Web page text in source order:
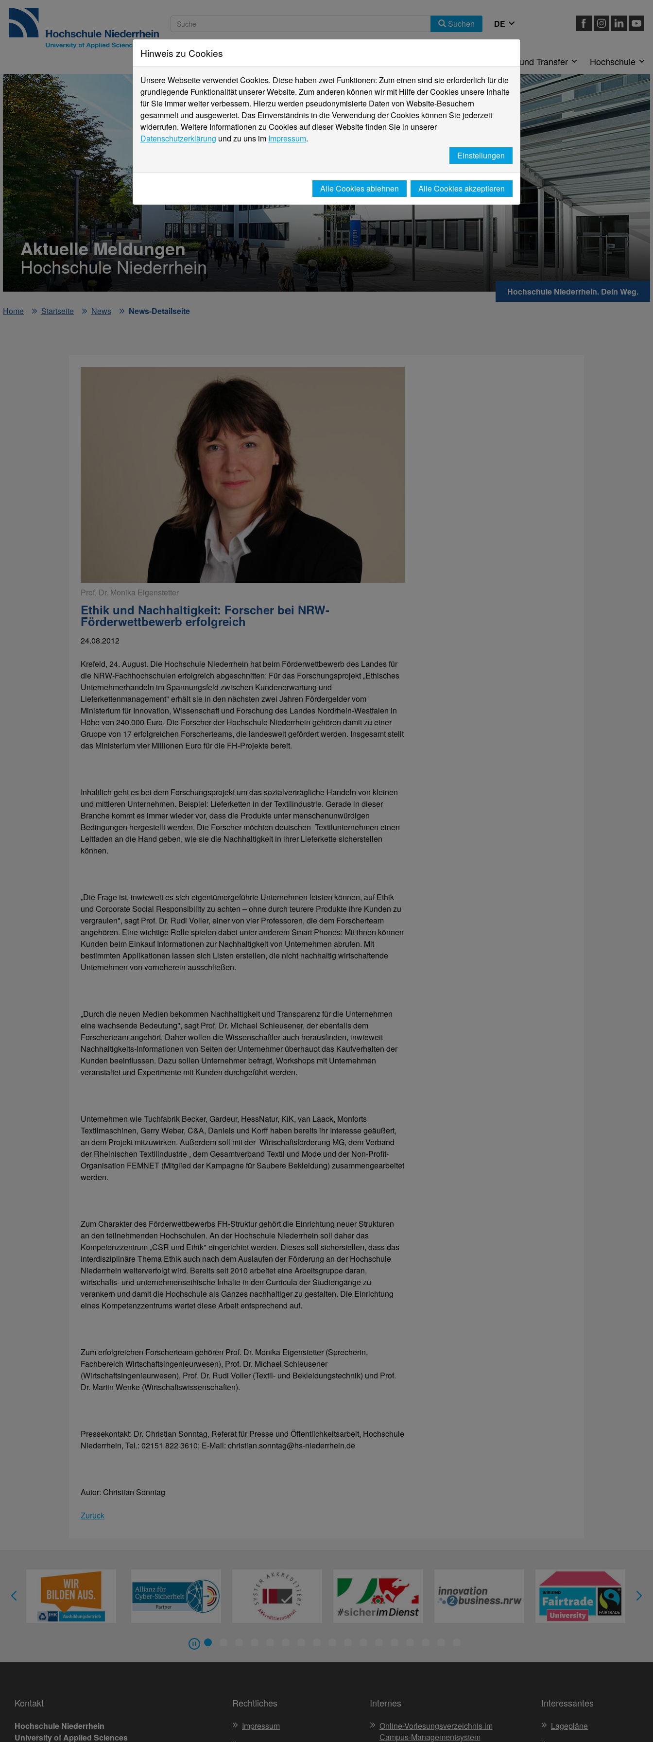
Suchen
Studieninteressierte Forschung und Transfer Hochschule
Aktuelle Meldungen
Hochschule Niederrhein
Hochschule Niederrhein. Dein Weg.
Home
Startseite News News-Detailseite
Prof. Dr. Monika Eigenstetter
Ethik und Nachhaltigkeit: Forscher bei NRW-
Förderwettbewerb erfolgreich
24.08.2012
Krefeld, 24. August. Die Hochschule Niederrhein hat beim Förderwettbewerb des Landes für
die NRW-Fachhochschulen erfolgreich abgeschnitten: Für das Forschungsprojekt „Ethisches
Unternehmerhandeln im Spannungsfeld zwischen Kundenerwartung und
Lieferkettenmanagement" erhält sie in den nächsten zwei Jahren Fördergelder vom
Ministerium für Innovation, Wissenschaft und Forschung des Landes Nordrhein-Westfalen in
Höhe von 240.000 Euro. Die Forscher der Hochschule Niederrhein gehören damit zu einer
Gruppe von 17 erfolgreichen Forscherteams, die landesweit gefördert werden. Insgesamt stellt
das Ministerium vier Millionen Euro für die FH-Projekte bereit.
Inhaltlich geht es bei dem Forschungsprojekt um das sozialverträgliche Handeln von kleinen
und mittleren Unternehmen. Beispiel: Lieferketten in der Textilindustrie. Gerade in dieser
Branche kommt es immer wieder vor, dass die Produkte unter menschenunwürdigen
Bedingungen hergestellt werden. Die Forscher möchten deutschen Textilunternehmen einen
Leitfaden an die Hand geben, wie sie die Nachhaltigkeit in ihrer Lieferkette sicherstellen
können.
„Die Frage ist, inwieweit es sich eigentümergeführte Unternehmen leisten können, auf Ethik
und Corporate Social Responsibility zu achten – ohne durch teurere Produkte ihre Kunden zu
vergraulen", sagt Prof. Dr. Rudi Voller, einer von vier Professoren, die dem Forscherteam
angehören. Eine wichtige Rolle spielen dabei unter anderem Smart Phones: Mit ihnen können
Kunden beim Einkauf Informationen zur Nachhaltigkeit von Unternehmen abrufen. Mit
bestimmten Applikationen lassen sich Listen erstellen, die nicht nachhaltig wirtschaftende
Unternehmen von vorneherein ausschließen.
„Durch die neuen Medien bekommen Nachhaltigkeit und Transparenz für die Unternehmen
eine wachsende Bedeutung", sagt Prof. Dr. Michael Schleusener, der ebenfalls dem
Forscherteam angehört. Daher wollen die Wissenschaftler auch herausfinden, inwieweit
Nachhaltigkeits-Informationen von Seiten der Unternehmer überhaupt das Kaufverhalten der
Kunden beeinflussen. Dazu sollen Unternehmer befragt, Workshops mit Unternehmen
veranstaltet und Experimente mit Kunden durchgeführt werden.
Unternehmen wie Tuchfabrik Becker, Gardeur, HessNatur, KiK, van Laack, Monforts
Textilmaschinen, Gerry Weber, C&A, Daniels und Korff haben bereits ihr Interesse geäußert,
an dem Projekt mitzuwirken. Außerdem soll mit der Wirtschaftsförderung MG, dem Verband
der Rheinischen Textilindustrie , dem Gesamtverband Textil und Mode und der Non-Profit-
Organisation FEMNET (Mitglied der Kampagne für Saubere Bekleidung) zusammengearbeitet
werden.
Zum Charakter des Förderwettbewerbs FH-Struktur gehört die Einrichtung neuer Strukturen
an den teilnehmenden Hochschulen. An der Hochschule Niederrhein soll daher das
Kompetenzzentrum „CSR und Ethik" eingerichtet werden. Dieses soll sicherstellen, dass das
interdisziplinäre Thema Ethik auch nach dem Auslaufen der Förderung an der Hochschule
Niederrhein weiterverfolgt wird. Bereits seit 2010 arbeitet eine Arbeitsgruppe daran,
wirtschafts- und unternehmensethische Inhalte in den Curricula der Studiengänge zu
verankern und damit die Hochschule als Ganzes nachhaltiger zu gestalten. Die Einrichtung
eines Kompetenzzentrums wertet diese Arbeit entsprechend auf.
Zum erfolgreichen Forscherteam gehören Prof. Dr. Monika Eigenstetter (Sprecherin,
Fachbereich Wirtschaftsingenieurwesen), Prof. Dr. Michael Schleusener
(Wirtschaftsingenieurwesen), Prof. Dr. Rudi Voller (Textil- und Bekleidungstechnik) und Prof.
Dr. Martin Wenke (Wirtschaftswissenschaften).
Pressekontakt: Dr. Christian Sonntag, Referat für Presse und Öffentlichkeitsarbeit, Hochschule
Niederrhein, Tel.: 02151 822 3610; E-Mail: christian.sonntag@hs-niederrhein.de
Autor: Christian Sonntag
Zurück
Kontakt
Hochschule Niederrhein
University of Applied Sciences
Rechtliches
Impressum
Internes
Online-Vorlesungsverzeichnis im
Campus-Managementsystem
Interessantes
Lagepläne
Hinweis zu Cookies
Unsere Webseite verwendet Cookies. Diese haben zwei Funktionen: Zum einen sind sie erforderlich für die
grundlegende Funktionalität unserer Website. Zum anderen können wir mit Hilfe der Cookies unsere Inhalte
für Sie immer weiter verbessern. Hierzu werden pseudonymisierte Daten von Website-Besuchern
gesammelt und ausgewertet. Das Einverständnis in die Verwendung der Cookies können Sie jederzeit
widerrufen. Weitere Informationen zu Cookies auf dieser Website finden Sie in unserer
Datenschutzerklärung und zu uns im Impressum.
Einstellungen
Alle Cookies ablehnen Alle Cookies akzeptieren